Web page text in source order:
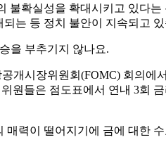
불확실성을 확대시키고 있다
는 등 정치 불안이 지속되고
을 부추기지 않나요.
개시장위원회(FOMC) 회의에
원들은 점도표에서 연내 3회
력이 떨어지기에 금에 대한